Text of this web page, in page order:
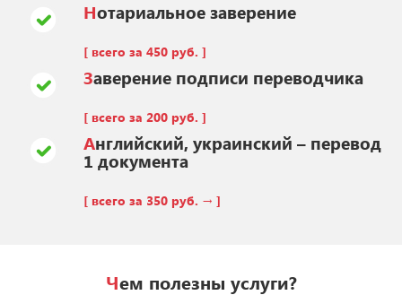
Нотариальное заверение
[ всего за 450 руб. ]
Заверение подписи переводчика
[ всего за 200 руб. ]
Английский, украинский – перевод
1 документа
[ всего за 350 руб. → ]
Чем полезны услуги?